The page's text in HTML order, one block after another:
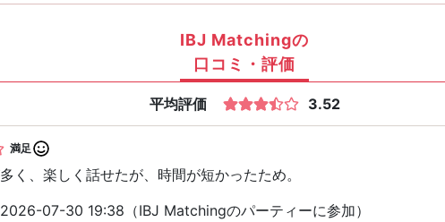
IBJ Matchingの
口コミ・評価
平均評価 3.52
満足
く、楽しく話せたが、時間が短かったため。
07-30 19:38（IBJ Matchingのパーティーに参加）